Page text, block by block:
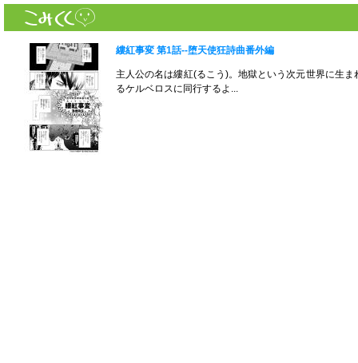
縷紅事変 第1話--堕天使狂詩曲番外編
主人公の名は縷紅(るこう)。地獄という次元世界に生
るケルベロスに同行するよ...